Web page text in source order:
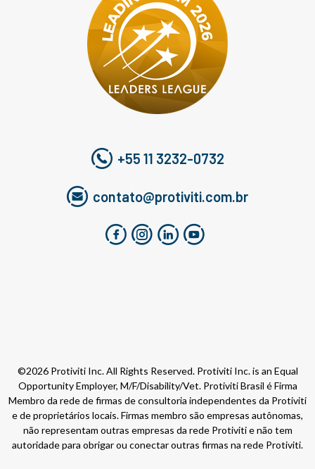
+55 11 3232-0732
contato@protiviti.com.br
©2026 Protiviti Inc. All Rights Reserved. Protiviti Inc. is an Equal
Opportunity Employer, M/F/Disability/Vet. Protiviti Brasil é Firma
Membro da rede de firmas de consultoria independentes da Protiviti
e de proprietários locais. Firmas membro são empresas autônomas,
não representam outras empresas da rede Protiviti e não tem
autoridade para obrigar ou conectar outras firmas na rede Protiviti.